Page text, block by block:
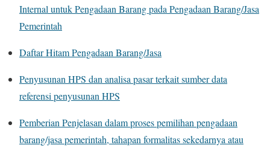
Internal untuk Pengadaan Barang pada Pengadaan Barang/Jasa
Pemerintah
Daftar Hitam Pengadaan Barang/Jasa
Penyusunan HPS dan analisa pasar terkait sumber data
referensi penyusunan HPS
Pemberian Penjelasan dalam proses pemilihan pengadaan
barang/jasa pemerintah, tahapan formalitas sekedarnya atau